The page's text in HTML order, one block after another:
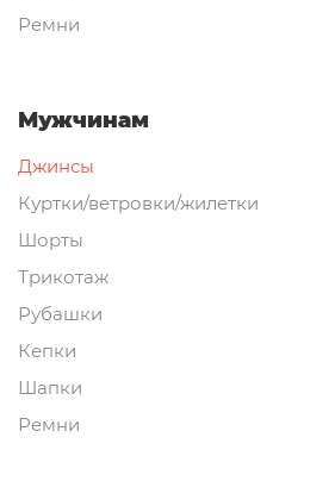
Ремни
Мужчинам
Джинсы
Куртки/ветровки/жилетки
Шорты
Трикотаж
Рубашки
Кепки
Шапки
Ремни